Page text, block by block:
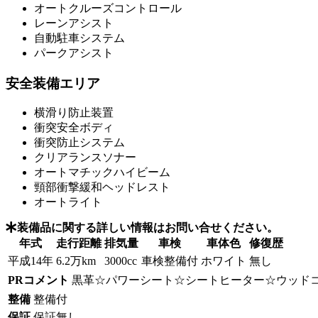
オートクルーズコントロール
レーンアシスト
自動駐車システム
パークアシスト
安全装備エリア
横滑り防止装置
衝突安全ボディ
衝突防止システム
クリアランスソナー
オートマチックハイビーム
頸部衝撃緩和ヘッドレスト
オートライト
装備品に関する詳しい情報はお問い合せください。
年式 走行距離 排気量 車検 車体色
修復歴
平成14年 6.2万km 3000cc 車検整備付 ホワイト 無し
PRコメント 黒革☆パワーシート☆シートヒーター☆ウッ
整備 整備付